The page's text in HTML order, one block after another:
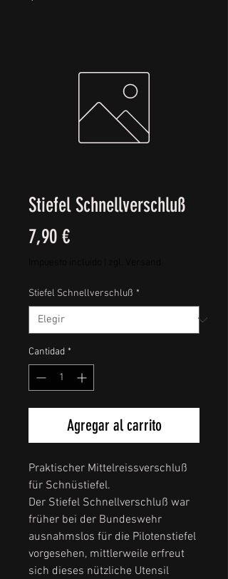
Stiefel Schnellverschluß
7,90 €Precio
Stiefel Schnellverschluß *
Cantidad *
Agregar al carrito
Praktischer Mittelreissverschluß
für Schnüstiefel.
Der Stiefel Schnellverschluß war
früher bei der Bundeswehr
ausnahmslos für die Pilotenstiefel
vorgesehen, mittlerweile erfreut
sich dieses nützliche Utensil